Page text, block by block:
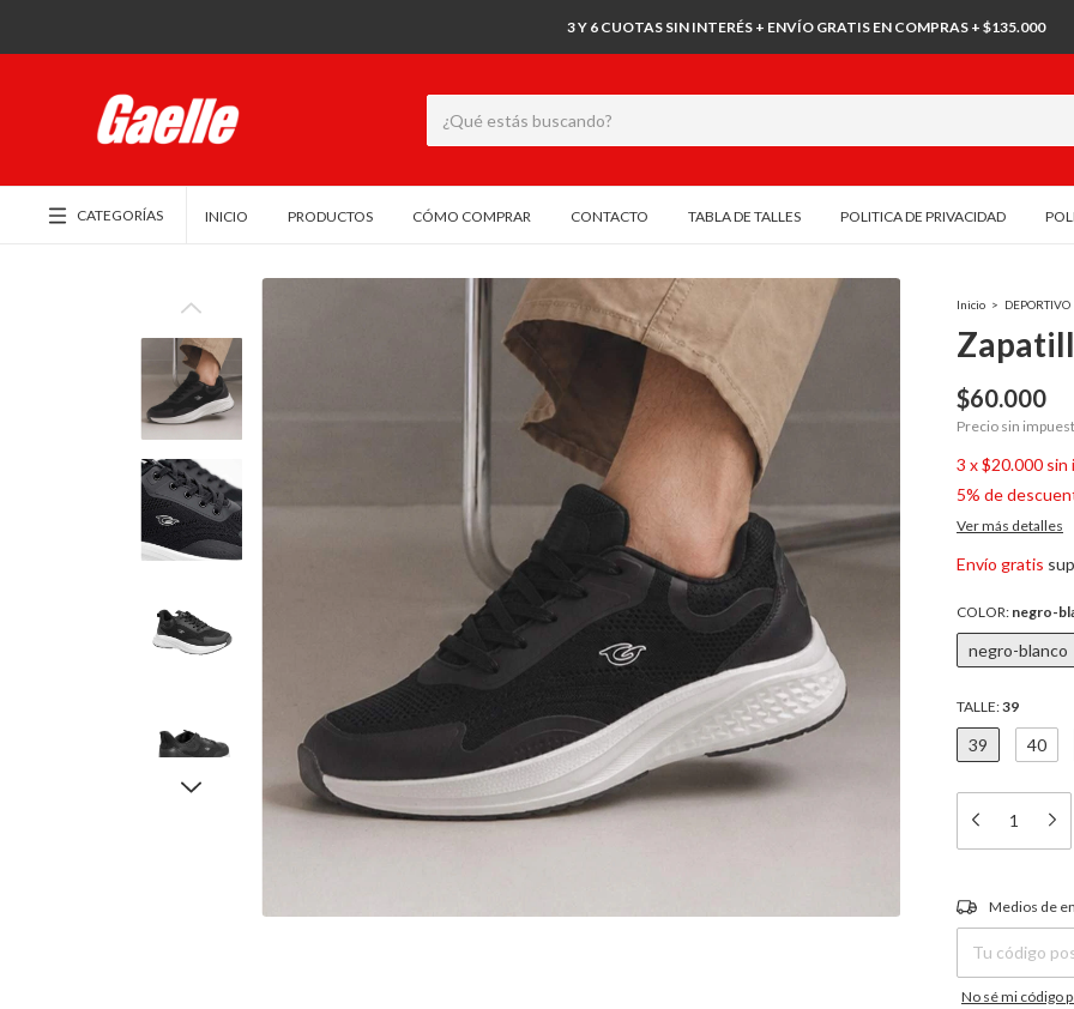
3 Y 6 CUOTAS SIN INTERÉS + ENVÍO GRATIS EN COMPRAS + $135.000
CATEGORÍAS INICIO PRODUCTOS CÓMO COMPRAR CONTACTO TABLA DE TALLES POLITICA DE PRIVACIDAD
Inicio > DEPORTIVO
$60.000
Precio sin
3 x$20.000 sin
5% de
Ver más detalles
Envío gratis
COLOR: negro-
negro-blanco
TALLE:39
39 40
Entregas para el CP:
Medios de
No sé mi código